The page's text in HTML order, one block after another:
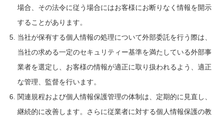
場合、その法令に従う場合にはお客様にお断りなく情報を開示
することがあります。
当社が保有する個人情報の処理について外部委託を行う際は、
当社の求める一定のセキュリティー基準を満たしている外部事
業者を選定し、お客様の情報が適正に取り扱われるよう、適正
な管理、監督を行います。
関連規程および個人情報保護管理の体制は、定期的に見直し、
継続的に改善します。さらに従業者に対する個人情報保護の教